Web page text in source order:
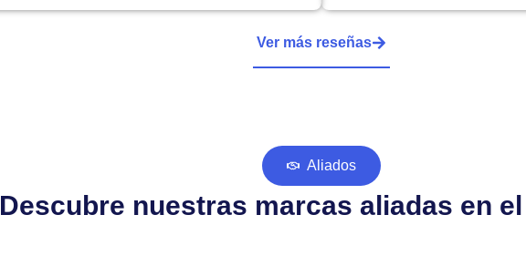
Ver más reseñas
Aliados
Descubre nuestras marcas aliadas en